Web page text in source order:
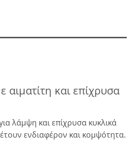
αιματίτη και επίχρυσα
λάμψη και επίχρυσα κυκλικά
ενδιαφέρον και κομψότητα.